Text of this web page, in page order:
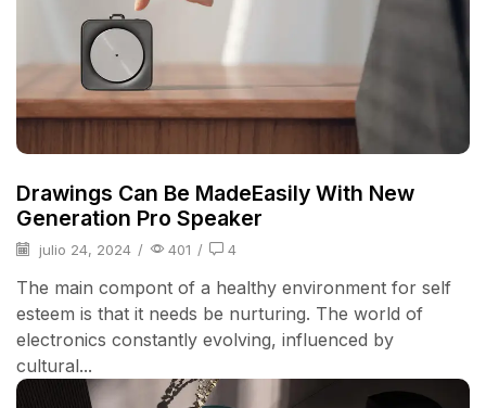
Drawings Can Be MadeEasily With New
Generation Pro Speaker
julio 24, 2024 / 401 / 4
The main compont of a healthy environment for self
esteem is that it needs be nurturing. The world of
electronics constantly evolving, influenced by
cultural...